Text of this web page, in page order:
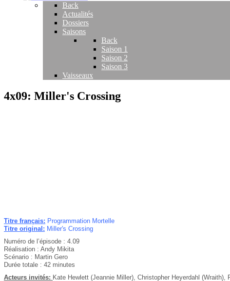
Back
Actualités
Dossiers
Saisons
Back
Saison 1
Saison 2
Saison 3
Vaisseaux
4x09: Miller's Crossing
Titre français: Programmation Mortelle
Titre original: Miller's Crossing
Numéro de l’épisode : 4.09
Réalisation : Andy Mikita
Scénario : Martin Gero
Durée totale : 42 minutes
Acteurs invités: Kate Hewlett (Jeannie Miller), Christopher Heyerdahl